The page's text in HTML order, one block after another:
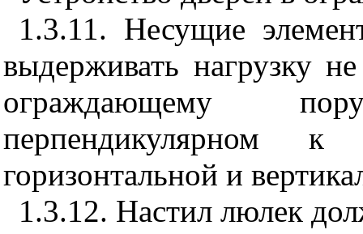
1.3.11. Несущие
выдерживать нагрузку
ограждающему
перпендикулярном
горизонтальной и
1.3.12. Настил люлек